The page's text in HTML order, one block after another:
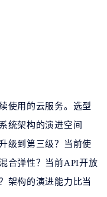
使用的云服务。选型
统架构的演进空间
级到第三级？当前使
合弹性？当前API开放
架构的演进能力比当